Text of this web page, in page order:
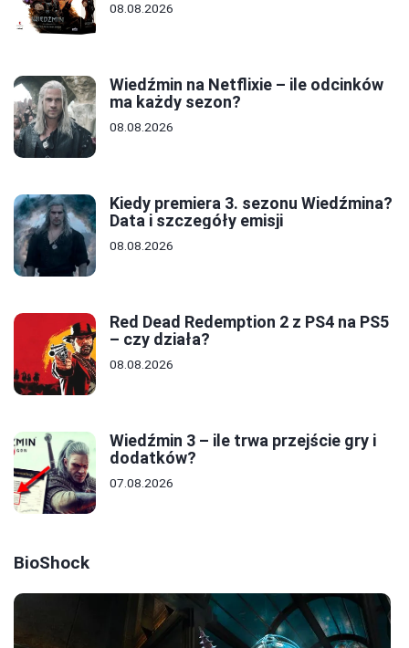
08.08.2026
Wiedźmin na Netflixie – ile odcinków
ma każdy sezon?
08.08.2026
Kiedy premiera 3. sezonu Wiedźmina?
Data i szczegóły emisji
08.08.2026
Red Dead Redemption 2 z PS4 na PS5
– czy działa?
08.08.2026
Wiedźmin 3 – ile trwa przejście gry i
dodatków?
07.08.2026
BioShock